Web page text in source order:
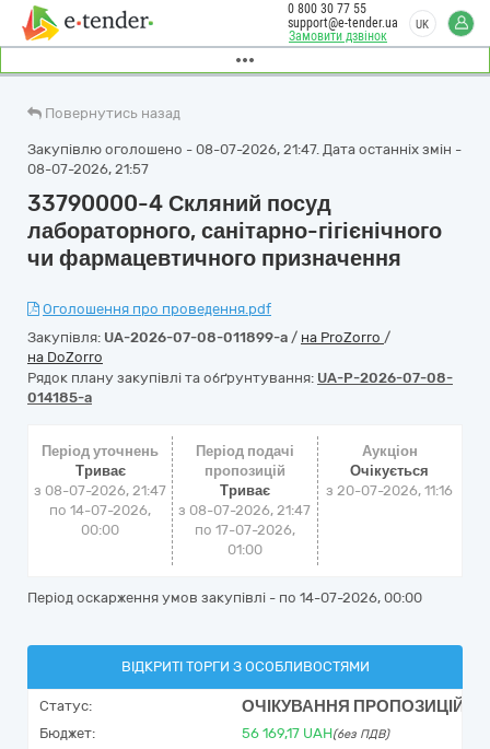
Замовити дзвінок
0 800 30 77 55
support@e-tender.ua
UK
Повернутись назад
Закупівлю оголошено - 08-07-2026, 21:47. Дата останніх змін -
08-07-2026, 21:57
33790000-4 Скляний посуд
лабораторного, санітарно-гігієнічного
чи фармацевтичного призначення
Оголошення про проведення.pdf
Закупівля: UA-2026-07-08-011899-a / на ProZorro /
на DoZorro
Рядок плану закупівлі та обґрунтування: UA-P-2026-07-08-
014185-a
Період уточнень
Триває
з 08-07-2026, 21:47
по 14-07-2026,
00:00
Період подачі
пропозицій
Триває
з 08-07-2026, 21:47
по 17-07-2026,
01:00
Аукціон
Очікується
з20-07-2026, 11:16
Період оскарження умов закупівлі - по 14-07-2026, 00:00
ВІДКРИТІ ТОРГИ З ОСОБЛИВОСТЯМИ
Статус: ОЧІКУВАННЯ ПРОПОЗИЦІЙ
Бюджет: 56 169,17 UAH(без ПДВ)